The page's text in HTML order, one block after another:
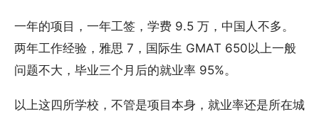
一年的项目，一年工签，学费 9.5 万，中国人不多。
两年工作经验，雅思 7，国际生 GMAT 650以上一般
问题不大，毕业三个月后的就业率 95%。
以上这四所学校，不管是项目本身，就业率还是所在城